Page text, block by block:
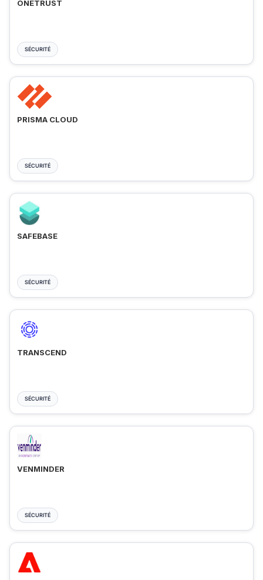
ONETRUST
SÉCURITÉ
PRISMA CLOUD
SÉCURITÉ
SAFEBASE
SÉCURITÉ
TRANSCEND
SÉCURITÉ
VENMINDER
SÉCURITÉ